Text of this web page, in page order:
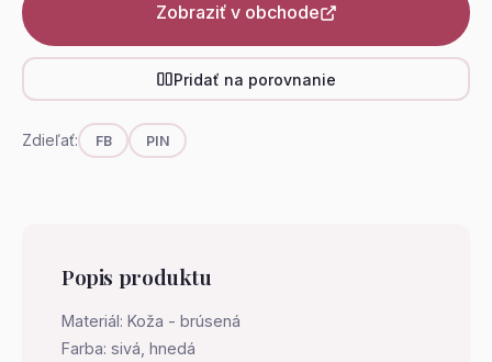
Zobraziť v obchode
Pridať na porovnanie
Zdieľať: FB PIN
Popis produktu
Materiál: Koža - brúsená
Farba: sivá, hnedá